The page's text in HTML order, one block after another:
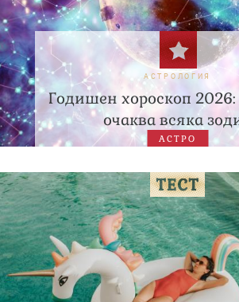
АСТРОЛОГИЯ
Годишен хороскоп
очаква всяка
АСТРО